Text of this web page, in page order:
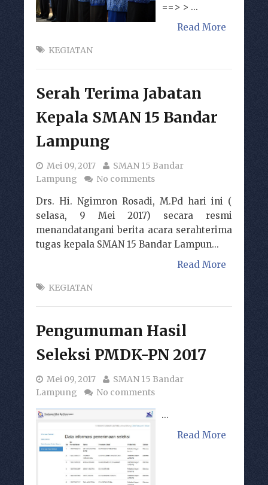
==> > ...
Read More
KEGIATAN
Serah Terima Jabatan
Kepala SMAN 15 Bandar
Lampung
Mei 09, 2017
SMAN 15 Bandar
Lampung
No comments
Drs. Hi. Ngimron Rosadi, M.Pd hari ini (
selasa, 9 Mei 2017) secara resmi
menandatangani berita acara serahterima
tugas kepala SMAN 15 Bandar Lampun...
Read More
KEGIATAN
Pengumuman Hasil
Seleksi PMDK-PN 2017
Mei 09, 2017
SMAN 15 Bandar
Lampung
No comments
...
Read More